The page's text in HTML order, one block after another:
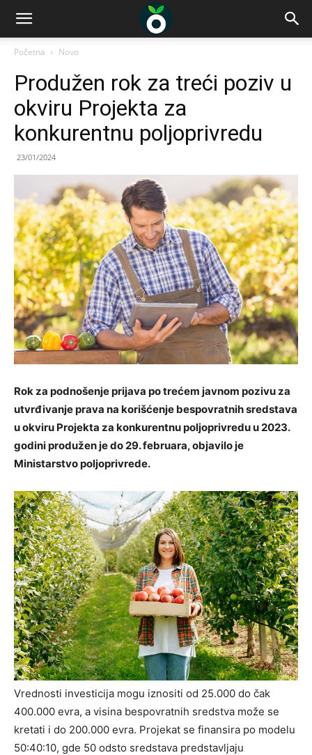
Početna Novo
Produžen rok za treći poziv u
okviru Projekta za
konkurentnu poljoprivredu
23/01/2024
Rok za podnošenje prijava po trećem javnom pozivu za
utvrđivanje prava na korišćenje bespovratnih sredstava
u okviru Projekta za konkurentnu poljoprivredu u 2023.
godini produžen je do 29. februara, objavilo je
Ministarstvo poljoprivrede.
Vrednosti investicija mogu iznositi od 25.000 do čak
400.000 evra, a visina bespovratnih sredstva može se
kretati i do 200.000 evra. Projekat se finansira po modelu
50:40:10, gde 50 odsto sredstava predstavljaju